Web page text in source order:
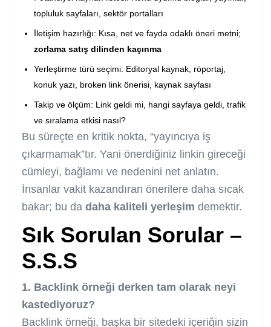
topluluk sayfaları, sektör portalları
İletişim hazırlığı: Kısa, net ve fayda odaklı öneri metni;
zorlama satış dilinden kaçınma
Yerleştirme türü seçimi: Editoryal kaynak, röportaj,
konuk yazı, broken link önerisi, kaynak sayfası
Takip ve ölçüm: Link geldi mi, hangi sayfaya geldi, trafik
ve sıralama etkisi nasıl?
Bu süreçte en kritik nokta, “yayıncıya iş
çıkarmamak”tır. Yani önerdiğiniz linkin gireceği
cümleyi, bağlamı ve nedenini net anlatın.
İnsanlar vakit kazandıran önerilere daha sıcak
bakar; bu da daha kaliteli yerleşim demektir.
Sık Sorulan Sorular –
S.S.S
1. Backlink örneği derken tam olarak neyi
kastediyoruz?
Backlink örneği, başka bir sitedeki içeriğin sizin